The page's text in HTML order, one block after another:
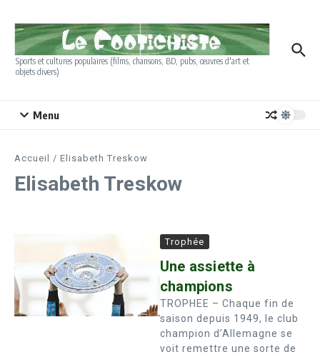
Sports et cultures populaires (films, chansons, BD, pubs, œuvres d'art et
objets divers)
Menu
Accueil / Elisabeth Treskow
Elisabeth Treskow
Trophée
Une assiette à
champions
TROPHEE – Chaque fin de
saison depuis 1949, le club
champion d’Allemagne se
voit remettre une sorte de